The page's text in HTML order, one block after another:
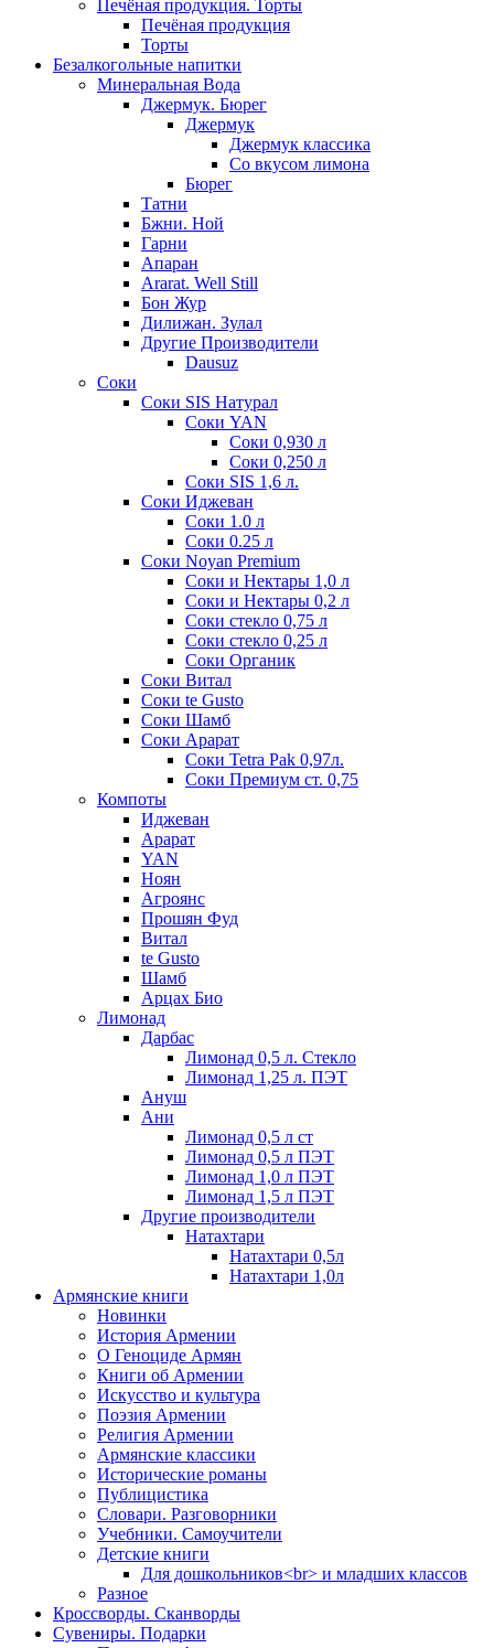
Печёная продукция. Торты
Печёная продукция
Торты
Безалкогольные напитки
Минеральная Вода
Джермук. Бюрег
Джермук
Джермук классика
Со вкусом лимона
Бюрег
Татни
Бжни. Ной
Гарни
Апаран
Ararat. Well Still
Бон Жур
Дилижан. Зулал
Другие Производители
Dausuz
Соки
Соки SIS Натурал
Соки YAN
Соки 0,930 л
Соки 0,250 л
Соки SIS 1,6 л.
Соки Иджеван
Соки 1.0 л
Соки 0.25 л
Соки Noyan Premium
Соки и Нектары 1,0 л
Соки и Нектары 0,2 л
Соки стекло 0,75 л
Соки стекло 0,25 л
Соки Органик
Соки Витал
Соки te Gusto
Соки Шамб
Соки Арарат
Соки Tetra Pak 0,97л.
Соки Премиум ст. 0,75
Компоты
Иджеван
Арарат
YAN
Ноян
Агроянс
Прошян Фуд
Витал
te Gusto
Шамб
Арцах Био
Лимонад
Дарбас
Лимонад 0,5 л. Стекло
Лимонад 1,25 л. ПЭТ
Ануш
Ани
Лимонад 0,5 л ст
Лимонад 0,5 л ПЭТ
Лимонад 1,0 л ПЭТ
Лимонад 1,5 л ПЭТ
Другие производители
Натахтари
Натахтари 0,5л
Натахтари 1,0л
Армянские книги
Новинки
История Армении
О Геноциде Армян
Книги об Армении
Иcкусство и культура
Поэзия Армении
Религия Армении
Армянские классики
Исторические романы
Публицистика
Словари. Разговорники
Учебники. Самоучители
Детские книги
Для дошкольников<br> и младших классов
Разное
Кроссворды. Сканворды
Сувениры. Подарки